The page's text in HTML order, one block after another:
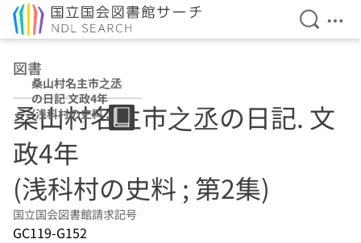
検索を
メ
図書
桑山村名主市之丞
の日記 文政4年
(浅科村の史料 ; 第
2集)
桑山村名主市之丞の日記. 文
政4年
(浅科村の史料 ; 第2集)
国立国会図書館請求記号
GC119-G152